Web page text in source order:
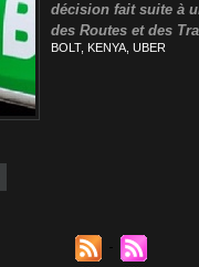
décision fait suite à
des Routes et des
BOLT, KENYA UBER